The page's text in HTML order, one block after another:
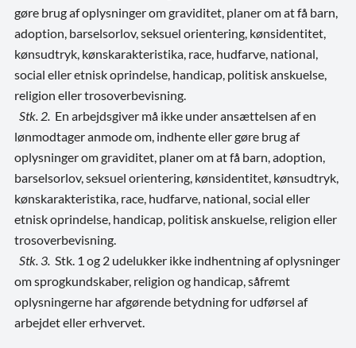
gøre brug af oplysninger om graviditet, planer om at få barn,
adoption, barselsorlov, seksuel orientering, kønsidentitet,
kønsudtryk, kønskarakteristika, race, hudfarve, national,
social eller etnisk oprindelse, handicap, politisk anskuelse,
religion eller trosoverbevisning.
Stk. 2. En arbejdsgiver må ikke under ansættelsen af en
lønmodtager anmode om, indhente eller gøre brug af
oplysninger om graviditet, planer om at få barn, adoption,
barselsorlov, seksuel orientering, kønsidentitet, kønsudtryk,
kønskarakteristika, race, hudfarve, national, social eller
etnisk oprindelse, handicap, politisk anskuelse, religion eller
trosoverbevisning.
Stk. 3. Stk. 1 og 2 udelukker ikke indhentning af oplysninger
om sprogkundskaber, religion og handicap, såfremt
oplysningerne har afgørende betydning for udførsel af
arbejdet eller erhvervet.